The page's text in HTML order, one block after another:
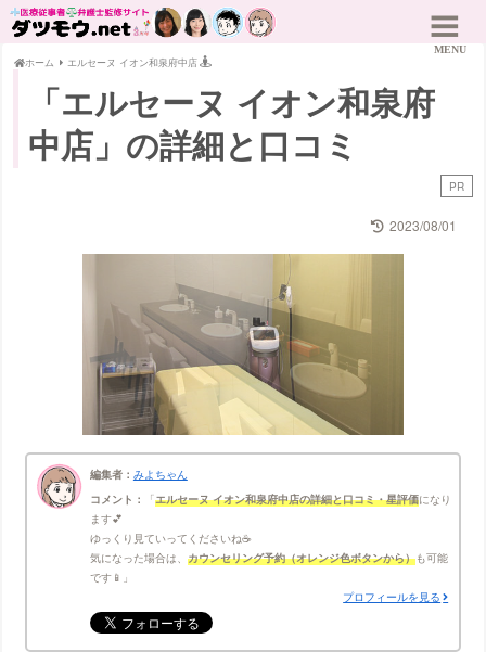
ホーム エルセーヌ イオン和泉府中店
「エルセーヌ イオン和泉府
中店」の詳細と口コミ
PR
2023/08/01
編集者： みよちゃん
コメント：
エルセーヌ イオン和泉府中店の詳細と口コミ・星評価になり
ます💕
ゆっくり見ていってくださいね☕
気になった場合は、 カウンセリング予約（オレンジ色ボタンから）も可能
です📱
プロフィールを見る